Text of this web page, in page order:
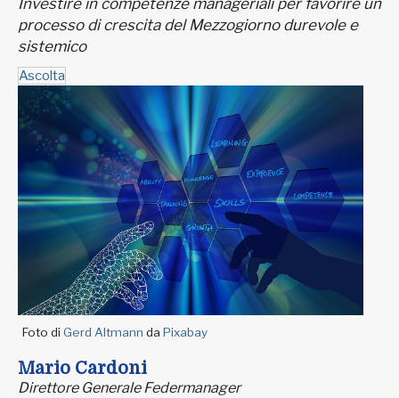
Investire in competenze manageriali per favorire un
processo di crescita del Mezzogiorno durevole e
sistemico
Ascolta
Foto di Gerd Altmann da Pixabay
Mario Cardoni
Direttore Generale Federmanager